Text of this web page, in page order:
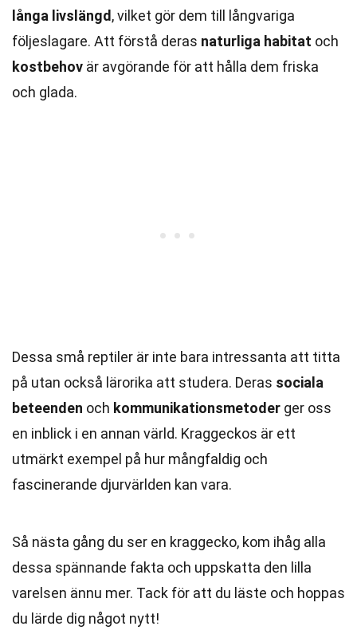
långa livslängd , vilket gör dem till långvariga
följeslagare. Att förstå deras naturliga habitat och
kostbehov är avgörande för att hålla dem friska
och glada.
Dessa små reptiler är inte bara intressanta att titta
på utan också lärorika att studera. Deras sociala
beteenden och kommunikationsmetoder ger oss
en inblick i en annan värld. Kraggeckos är ett
utmärkt exempel på hur mångfaldig och
fascinerande djurvärlden kan vara.
Så nästa gång du ser en kraggecko, kom ihåg alla
dessa spännande fakta och uppskatta den lilla
varelsen ännu mer. Tack för att du läste och hoppas
du lärde dig något nytt!